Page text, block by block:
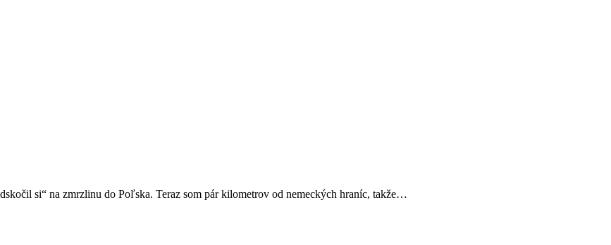
si“ na zmrzlinu do Poľska. Teraz som pár kilometrov od nemeckých hraníc, takže…